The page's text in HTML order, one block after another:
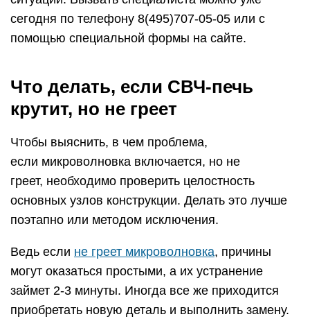
сегодня по телефону 8(495)707-05-05 или с
помощью специальной формы на сайте.
Что делать, если СВЧ-печь
крутит, но не греет
Чтобы выяснить, в чем проблема,
если микроволновка включается, но не
греет, необходимо проверить целостность
основных узлов конструкции. Делать это лучше
поэтапно или методом исключения.
Ведь если не греет микроволновка, причины
могут оказаться простыми, а их устранение
займет 2-3 минуты. Иногда все же приходится
приобретать новую деталь и выполнить замену.